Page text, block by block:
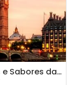
As Maravilhas das Ilhas Britânicas e Sabores da França